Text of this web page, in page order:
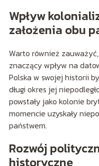
Wpływ
założenia obu
Warto również
znaczący wpływ na
Polska w swojej historii
długi okres jej
powstały jako kolonie
momencie uzyskały
państwem.
Rozwój
historyczne